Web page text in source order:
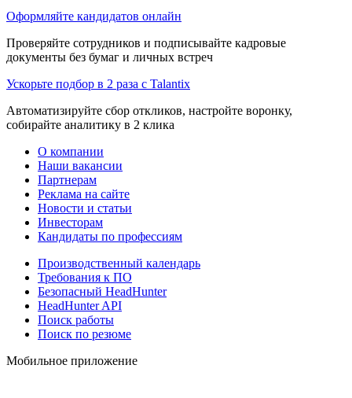
Оформляйте кандидатов онлайн
Проверяйте сотрудников и подписывайте кадровые
документы без бумаг и личных встреч
Ускорьте подбор в 2 раза с Talantix
Автоматизируйте сбор откликов, настройте воронку,
собирайте аналитику в 2 клика
О компании
Наши вакансии
Партнерам
Реклама на сайте
Новости и статьи
Инвесторам
Кандидаты по профессиям
Производственный календарь
Требования к ПО
Безопасный HeadHunter
HeadHunter API
Поиск работы
Поиск по резюме
Мобильное приложение